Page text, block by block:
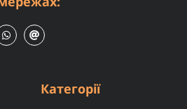
Категорії